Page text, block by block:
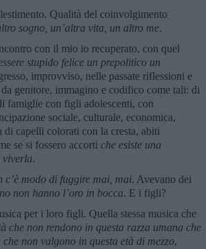
Qualità del coinvolgimento
sogno, un’altra vita, un altro me.
con il mio io recuperato, con quel
stupido felice un prepolitico un
improvviso, nelle passate riflessioni e
genitore, immagino e codifico come tali: di
famiglie con figli adolescenti, con
sociale, culturale, economica,
di capelli colorati con la cresta, abiti
se si fossero accorti che esiste una
viverla.
c’è modo di fuggire mai, mai. Avevano dei
non hanno l’oro in bocca. E i figli?
per i loro figli. Quella stessa musica che
che non rendono in questa razza umana che
non valgono in questa età di mezzo,